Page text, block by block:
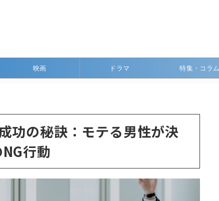
映画 ドラマ 特集・コラム
功の秘訣：モテる男性が決
NG行動